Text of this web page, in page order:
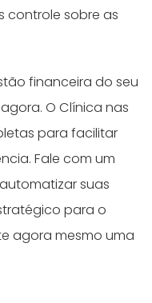
controle sobre as
financeira do seu
O Clínica nas
para facilitar
Fale com um
suas
para o
agora mesmo uma